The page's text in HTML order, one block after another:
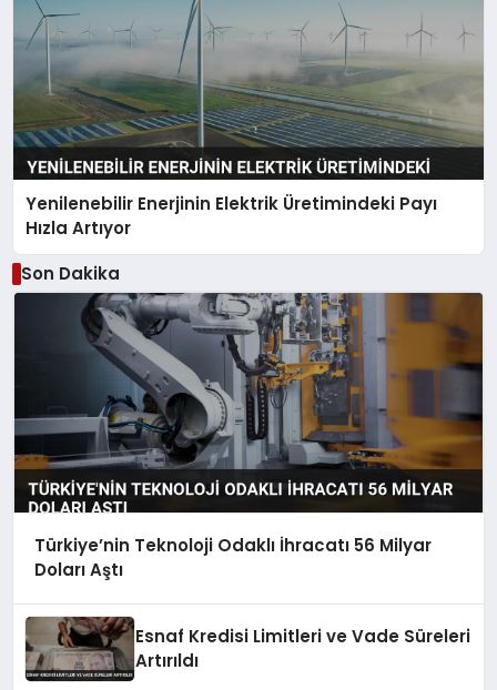
Yenilenebilir Enerjinin Elektrik Üretimindeki Payı
Hızla Artıyor
Son Dakika
Türkiye’nin Teknoloji Odaklı İhracatı 56 Milyar
Doları Aştı
Esnaf Kredisi Limitleri ve Vade Süreleri
Artırıldı